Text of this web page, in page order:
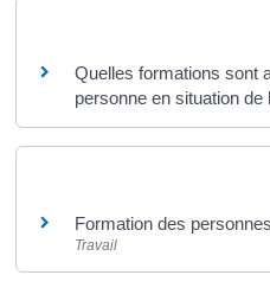
Quelles formations sont
personne en situation de
Formation des
Travail